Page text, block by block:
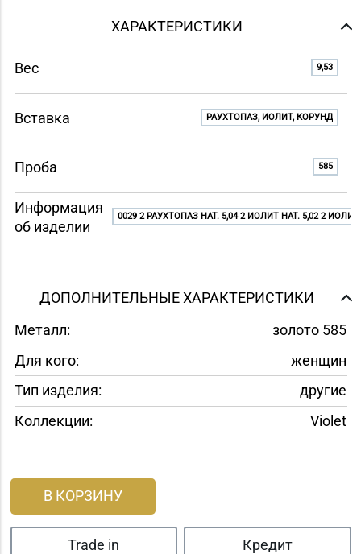
ХАРАКТЕРИСТИКИ
Вес 9,53
Вставка РАУХТОПАЗ, ИОЛИТ, КОРУНД
Проба 585
Информация
об изделии
0029 2 РАУХТОПАЗ НАТ. 5,04 2 ИОЛИТ НАТ. 5,02 2
ДОПОЛНИТЕЛЬНЫЕ ХАРАКТЕРИСТИКИ
Металл:
золото 585
Для кого:
женщин
Тип изделия:
другие
Коллекции:
Violet
В КОРЗИНУ
Trade in Кредит